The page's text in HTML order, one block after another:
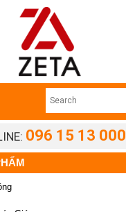
096 15 13 000